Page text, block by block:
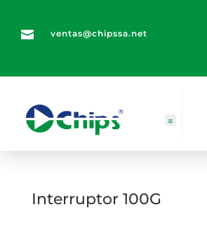
 ventas@chipssa.net
Interruptor 100G